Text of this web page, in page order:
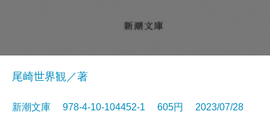
尾崎世界観／著
新潮文庫 978-4-10-104452-1 605円 2023/07/28